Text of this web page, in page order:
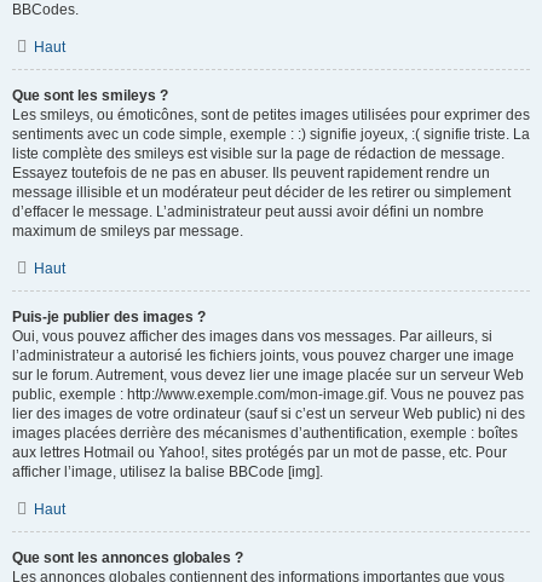
BBCodes.
Haut
Que sont les smileys ?
Les smileys, ou émoticônes, sont de petites images utilisées pour exprimer des
sentiments avec un code simple, exemple : :) signifie joyeux, :( signifie triste. La
liste complète des smileys est visible sur la page de rédaction de message.
Essayez toutefois de ne pas en abuser. Ils peuvent rapidement rendre un
message illisible et un modérateur peut décider de les retirer ou simplement
d’effacer le message. L’administrateur peut aussi avoir défini un nombre
maximum de smileys par message.
Haut
Puis-je publier des images ?
Oui, vous pouvez afficher des images dans vos messages. Par ailleurs, si
l’administrateur a autorisé les fichiers joints, vous pouvez charger une image
sur le forum. Autrement, vous devez lier une image placée sur un serveur Web
public, exemple : http://www.exemple.com/mon-image.gif. Vous ne pouvez pas
lier des images de votre ordinateur (sauf si c’est un serveur Web public) ni des
images placées derrière des mécanismes d’authentification, exemple : boîtes
aux lettres Hotmail ou Yahoo!, sites protégés par un mot de passe, etc. Pour
afficher l’image, utilisez la balise BBCode [img].
Haut
Que sont les annonces globales ?
Les annonces globales contiennent des informations importantes que vous